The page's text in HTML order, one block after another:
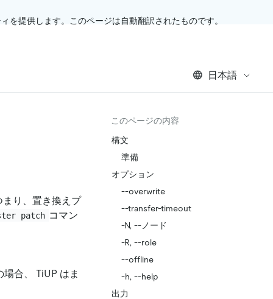
提供します。このページは自動翻訳されたものです。
日本語
り、置き換えプ
patch コマン
合、 TiUP はま
このページの内容
構文
準備
オプション
--overwrite
--transfer-timeout
-N, --ノード
-R, --role
--offline
-h, --help
出力